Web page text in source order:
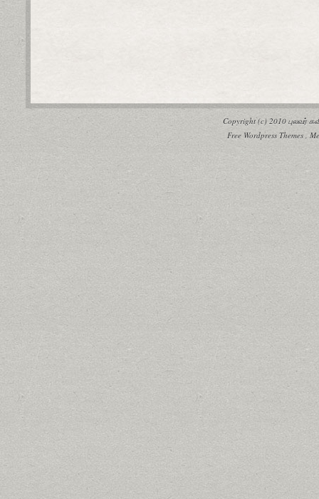
Copyright (c) 2010 புலவர்
Free Wordpress Themes ,